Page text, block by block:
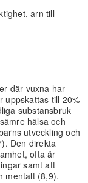
arn till
där vuxna har
uppskattas till 20%
substansbruk
hälsa och
utveckling och
Den direkta
ofta är
samt att
mentalt (8,9).